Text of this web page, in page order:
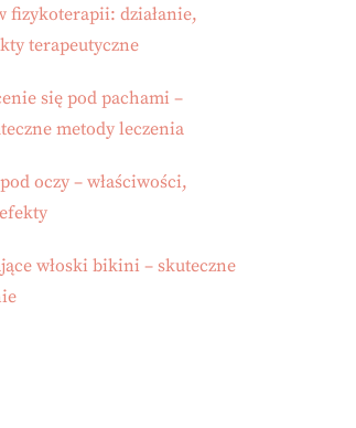
fizykoterapii: działanie,
terapeutyczne
się pod pachami –
metody leczenia
oczy – właściwości,
włoski bikini – skuteczne